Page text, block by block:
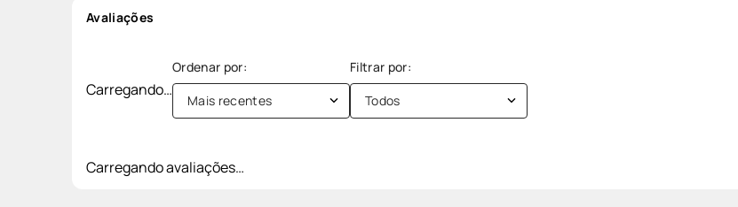
Avaliações
Carregando…
Mais recentes Todos
Carregando avaliações…